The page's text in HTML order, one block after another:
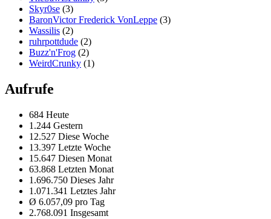
Skyr0se (3)
BaronVictor Frederick VonLeppe (3)
Wassilis (2)
ruhrpottdude (2)
Buzz'n'Frog (2)
WeirdCrunky (1)
Aufrufe
684 Heute
1.244 Gestern
12.527 Diese Woche
13.397 Letzte Woche
15.647 Diesen Monat
63.868 Letzten Monat
1.696.750 Dieses Jahr
1.071.341 Letztes Jahr
Ø 6.057,09 pro Tag
2.768.091 Insgesamt